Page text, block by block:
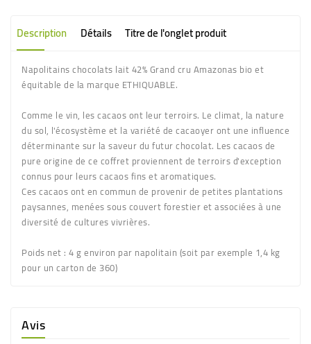
Description Détails Titre de l'onglet produit
Napolitains chocolats lait 42% Grand cru Amazonas bio et
équitable de la marque ETHIQUABLE.
Comme le vin, les cacaos ont leur terroirs. Le climat, la nature
du sol, l'écosystème et la variété de cacaoyer ont une influence
déterminante sur la saveur du futur chocolat. Les cacaos de
pure origine de ce coffret proviennent de terroirs d'exception
connus pour leurs cacaos fins et aromatiques.
Ces cacaos ont en commun de provenir de petites plantations
paysannes, menées sous couvert forestier et associées à une
diversité de cultures vivrières.
Poids net : 4 g environ par napolitain (soit par exemple 1,4 kg
pour un carton de 360)
Avis